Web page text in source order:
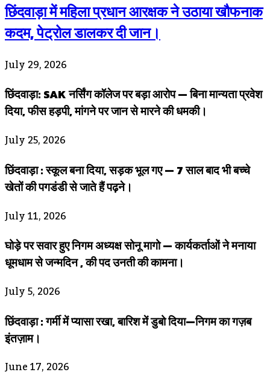
छिंदवाड़ा में महिला प्रधान आरक्षक ने उठाया खौफनाक
कदम, पेट्रोल डालकर दी जान।
July 29, 2026
छिंदवाड़ा: SAK नर्सिंग कॉलेज पर बड़ा आरोप — बिना मान्यता प्रवेश
दिया, फीस हड़पी, मांगने पर जान से मारने की धमकी।
July 25, 2026
छिंदवाड़ा : स्कूल बना दिया, सड़क भूल गए — 7 साल बाद भी बच्चे
खेतों की पगडंडी से जाते हैं पढ़ने।
July 11, 2026
घोड़े पर सवार हुए निगम अध्यक्ष सोनू मागो — कार्यकर्ताओं ने मनाया
धूमधाम से जन्मदिन , की पद उनती की कामना।
July 5, 2026
छिंदवाड़ा : गर्मी में प्यासा रखा, बारिश में डुबो दिया—निगम का गज़ब
इंतज़ाम।
June 17, 2026